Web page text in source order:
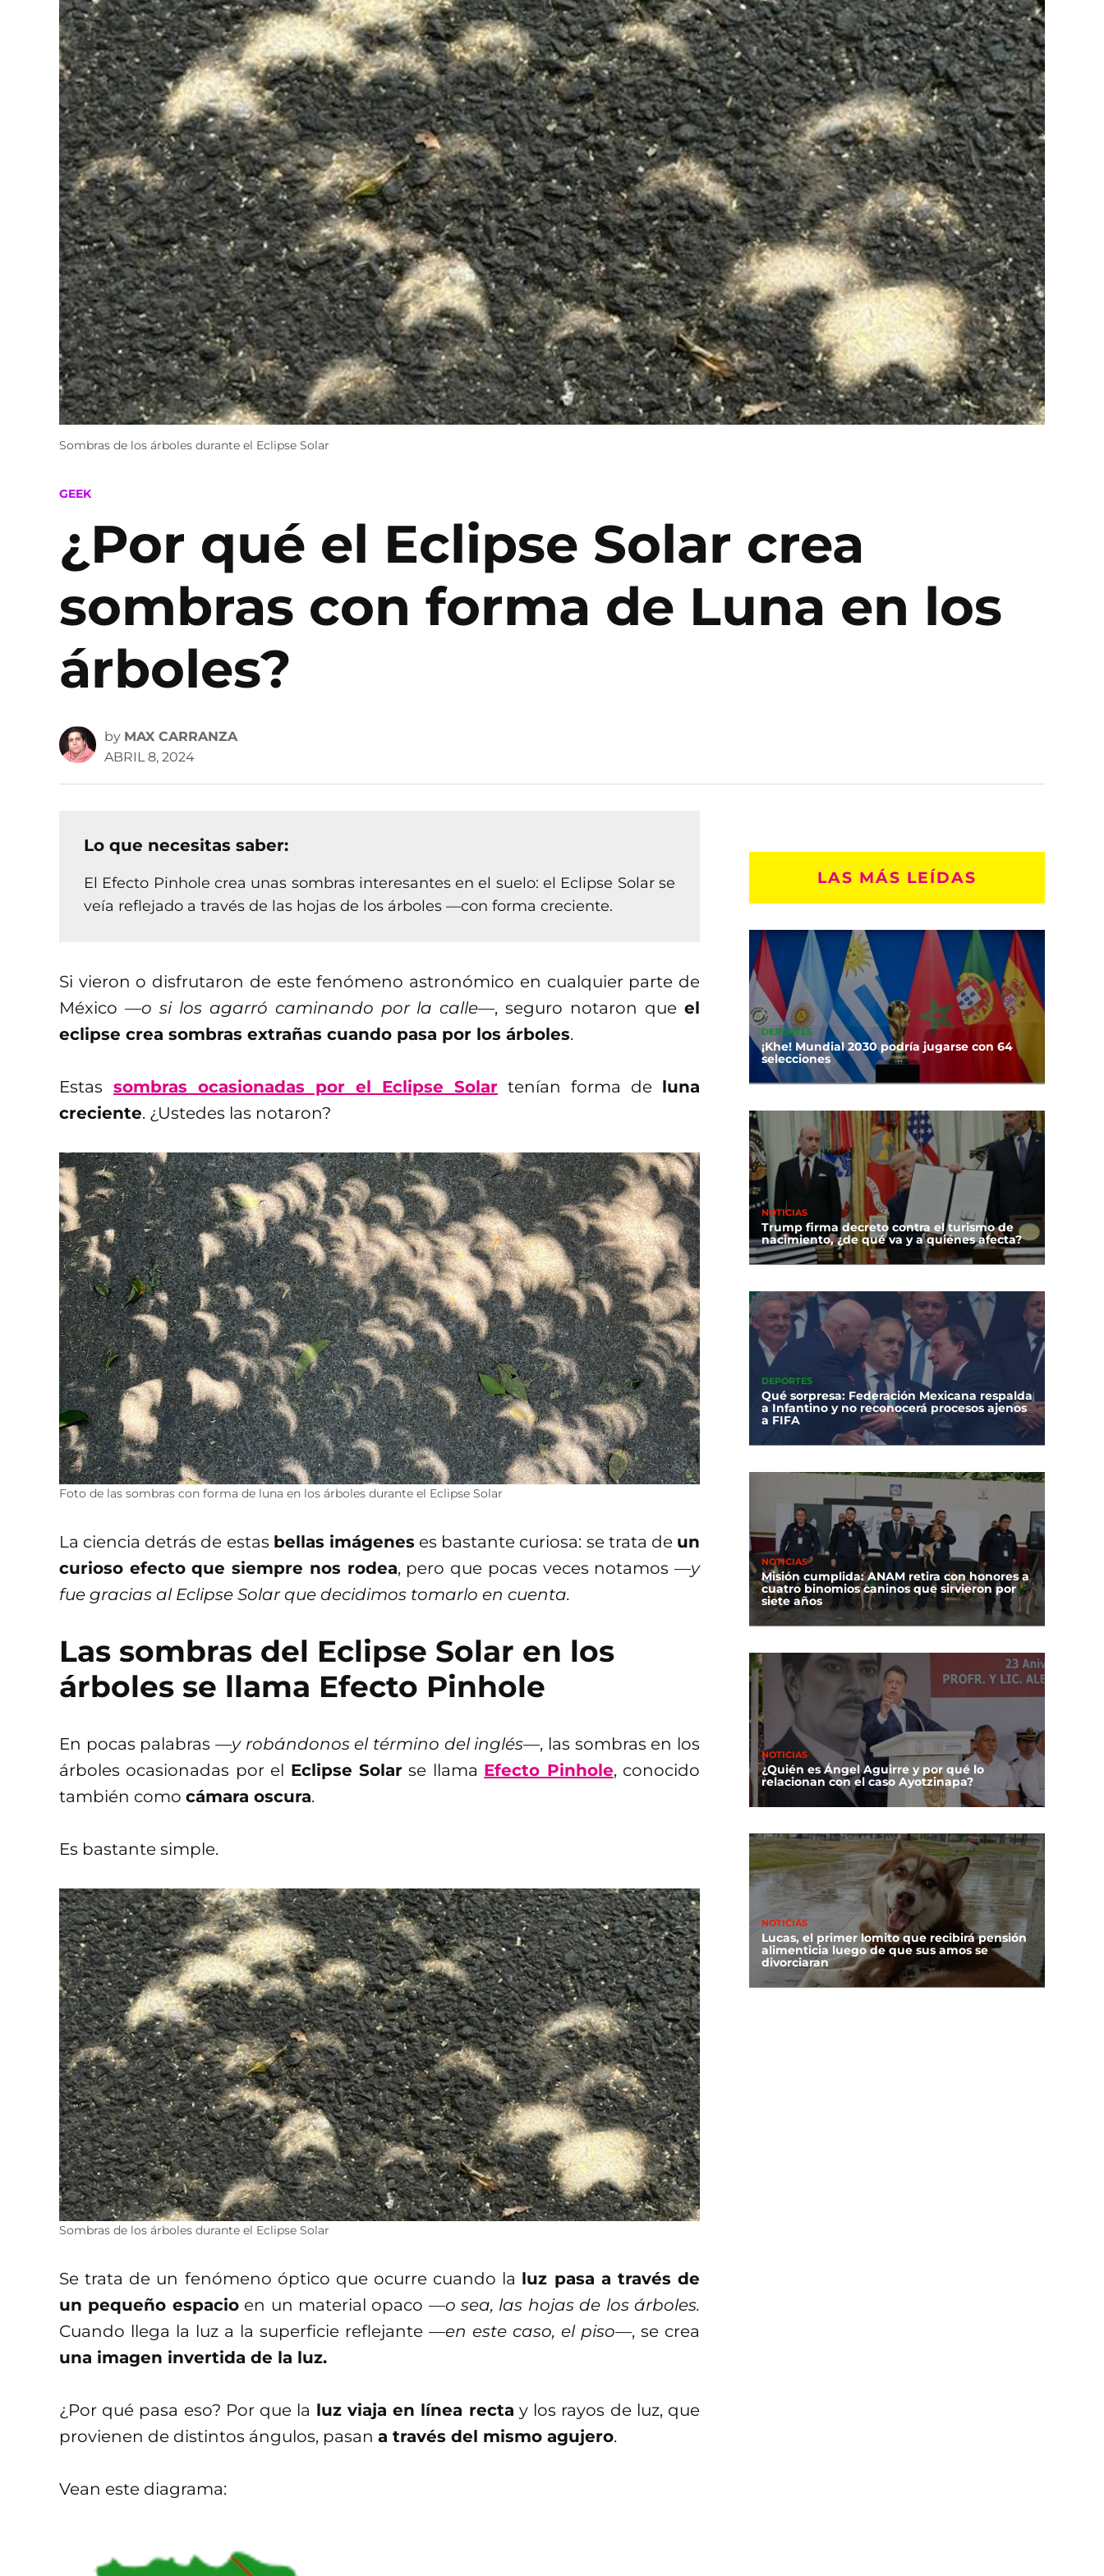
Sombras de los árboles durante el Eclipse Solar
POSTED
GEEK
¿Por qué el Eclipse Solar crea
sombras con forma de Luna en los
árboles?
by MAX CARRANZA
ABRIL 8, 2024
Lo que necesitas saber:
El Efecto Pinhole crea unas sombras interesantes en el suelo: el Eclipse Solar se
veía reflejado a través de las hojas de los árboles —con forma creciente.
Si vieron o disfrutaron de este fenómeno astronómico en cualquier parte de
México —o si los agarró caminando por la calle—, seguro notaron queel
eclipse crea sombras extrañas cuando pasa por los árboles.
Estas sombras ocasionadas por el Eclipse Solar tenían forma de luna
creciente. ¿Ustedes las notaron?
Foto de las sombras con forma de luna en los árboles durante el Eclipse Solar
La ciencia detrás de estas bellas imágeneses bastante curiosa: se trata de un
curioso efecto que siempre nos rodea, pero que pocas veces notamos—y
fue gracias al Eclipse Solar que decidimos tomarlo en cuenta.
Las sombras del Eclipse Solar en los
árboles se llama Efecto Pinhole
En pocas palabras —y robándonos el término del inglés—, las sombras en los
árboles ocasionadas por el Eclipse Solar se llama Efecto Pinhole, conocido
también como cámara oscura.
Es bastante simple.
Sombras de los árboles durante el Eclipse Solar
Se trata de un fenómeno óptico que ocurre cuando la luz pasa a través de
un pequeño espacioen un material opaco —o sea, las hojas de los árboles.
Cuando llega la luz a la superficie reflejante —en este caso, el piso—, se crea
una imagen invertida de la luz.
¿Por qué pasa eso? Por que la luz viaja en línea recta y los rayos de luz, que
provienen de distintos ángulos, pasan a través del mismo agujero.
Vean este diagrama:
LAS MÁS LEÍDAS
DEPORTES
¡Khe! Mundial 2030 podría jugarse con 64
selecciones
NOTICIAS
Trump firma decreto contra el turismo de
nacimiento, ¿de qué va y a quiénes afecta?
DEPORTES
Qué sorpresa: Federación Mexicana respalda
a Infantino y no reconocerá procesos ajenos
a FIFA
NOTICIAS
Misión cumplida: ANAM retira con honores a
cuatro binomios caninos que sirvieron por
siete años
NOTICIAS
¿Quién es Ángel Aguirre y por qué lo
relacionan con el caso Ayotzinapa?
NOTICIAS
Lucas, el primer lomito que recibirá pensión
alimenticia luego de que sus amos se
divorciaran